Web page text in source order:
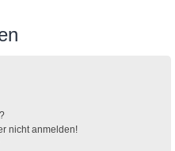
nicht anmelden!